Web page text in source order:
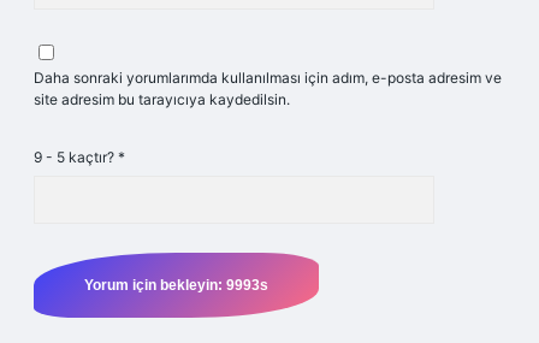
Daha sonraki yorumlarımda kullanılması için adım, e-posta adresim ve
site adresim bu tarayıcıya kaydedilsin.
9 - 5 kaçtır? *